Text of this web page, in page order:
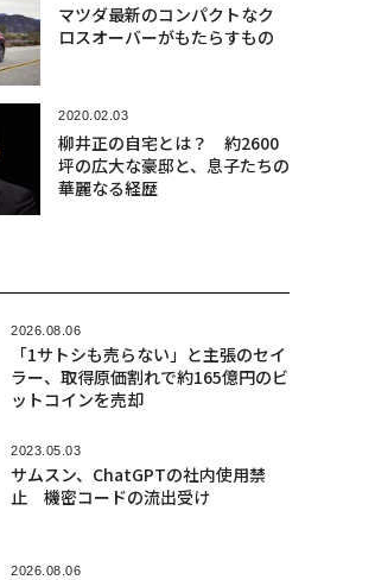
マツダ最新のコンパクトなク
ロスオーバーがもたらすもの
2020.02.03
柳井正の自宅とは？ 約2600
坪の広大な豪邸と、息子たちの
華麗なる経歴
2026.08.06
「1サトシも売らない」と主張のセイ
ラー、取得原価割れで約165億円のビ
ットコインを売却
2023.05.03
サムスン、ChatGPTの社内使用禁
止 機密コードの流出受け
2026.08.06